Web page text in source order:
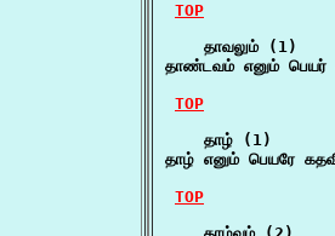
TOP
    தாவலும் (1)
தாண்டவம் எனும் பெயர்
TOP
    தாழ் (1)
தாழ் எனும் பெயரே
TOP